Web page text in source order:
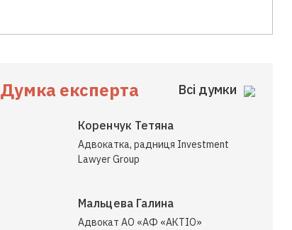
Думка експерта Всі думки
Коренчук Тетяна
Адвокатка, радниця Investment
Lawyer Group
Мальцева Галина
Адвокат АО «АФ «АКТІО»